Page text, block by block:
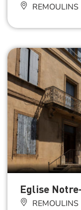
REMOULINS
Eglise
REMOULINS